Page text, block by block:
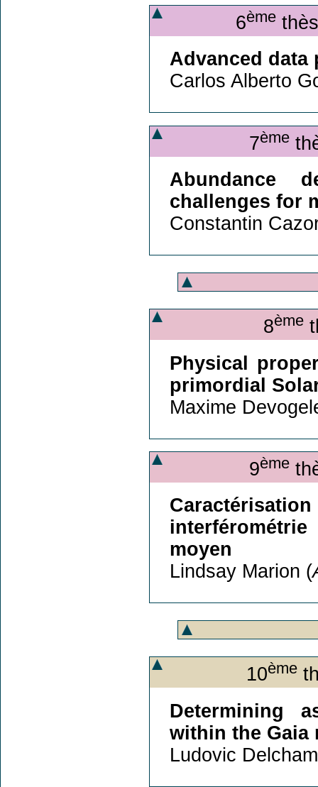
6ème
Advanced
Carlos Alberto
7ème
Abundance
challenges for
Constantin
8ème
Physical
primordial
Maxime
9ème
moyen
Lindsay Marion (
10ème
Determining
within the Gaia
Ludovic